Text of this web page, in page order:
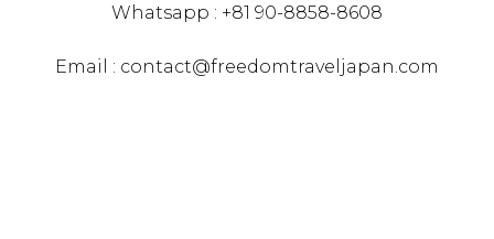
Whatsapp : +81 90-8858-8608
Email : contact@freedomtraveljapan.com